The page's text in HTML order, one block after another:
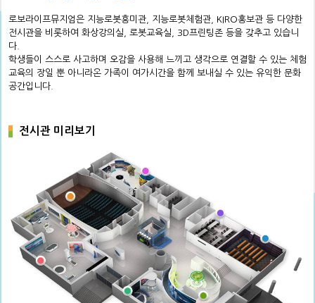
로보라이프뮤지엄은 지능로봇흥미관, 지능로봇체험관, KIRO홍보관 등 다양한
전시관을 비롯하여 화상강의실, 로봇교육실, 3D프린팅존 등을 갖추고 있습니
다.
학생들이 스스로 사고하며 오감을 사용해 느끼고 생각으로 연결할 수 있는 체험
교육의 장일 뿐 아니라온 가족이 여가시간을 함께 보내실 수 있는 유익한 문화
공간입니다.
전시관 미리보기